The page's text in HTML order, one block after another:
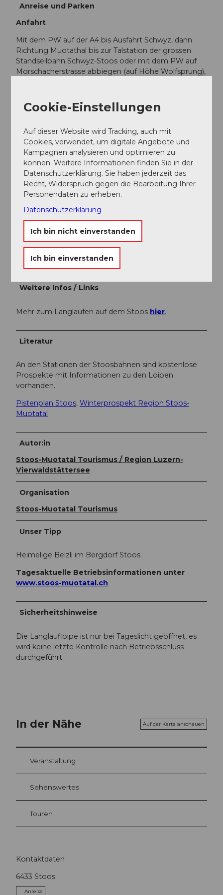
Anreise und Parken
Anfahrt
Mit dem PW auf der A4 bis Ausfahrt Schwyz, dann
Richtung Muotathal bis zur Talstation der grossen
Standseilbahn Schwyz-Stoos oder mit dem PW auf
Morschacherstrasse abbiegen (auf Höhe Wolfsprung),
Morschach-Stoos.
Parken
An der Talstation der Standseilbahn Schwyz-Stoos und
der Luftseilbahn Morschach-Stoos sind
Parkmöglichkeiten vorhanden.
Öffentliche Verkehrsmittel
Mit dem Zug bis Bahnhof Schwyz-Seewen, dann mit
dem Bus bis zur Talstation der grossen Standseilbahn
Schwyz-Stoos (Linie 501 Schwyz - Muotathal) oder mit
Bus bis zur Talstation der kleinen Luftseilbahn
Morschach-Stoos.
Weitere Infos / Links
Mehr zum Langlaufen auf dem Stoos hier.
Literatur
An den Stationen der Stoosbahnen sind kostenlose
Prospekte mit Informationen zu den Loipen
vorhanden.
Pistenplan Stoos, Winterprospekt Region Stoos-
Muotatal
Autor:in
Stoos-Muotatal Tourismus / Region Luzern-
Vierwaldstättersee
Organisation
Stoos-Muotatal Tourismus
Unser Tipp
Heimelige Beizli im Bergdorf Stoos.
Tagesaktuelle Betriebsinformationen unter
www.stoos-muotatal.ch
Sicherheitshinweise
Die Langlaufloipe ist nur bei Tageslicht geöffnet, es
wird keine letzte Kontrolle nach Betriebsschluss
durchgeführt.
In der Nähe Auf der Karte anschauen
Veranstaltung
Sehenswertes
Touren
Kontaktdaten
6433 Stoos
Anreise
Cookie-Einstellungen
Auf dieser Website wird Tracking, auch mit
Cookies, verwendet, um digitale Angebote und
Kampagnen analysieren und optimieren zu
können. Weitere Informationen finden Sie in der
Datenschutzerklärung. Sie haben jederzeit das
Recht, Widerspruch gegen die Bearbeitung Ihrer
Personendaten zu erheben.
Datenschutzerklärung
Ich bin nicht einverstanden
Ich bin einverstanden